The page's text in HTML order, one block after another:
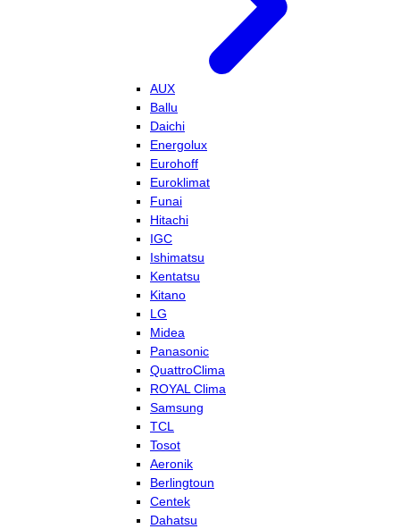
AUX
Ballu
Daichi
Energolux
Eurohoff
Euroklimat
Funai
Hitachi
IGC
Ishimatsu
Kentatsu
Kitano
LG
Midea
Panasonic
QuattroClima
ROYAL Clima
Samsung
TCL
Tosot
Aeronik
Berlingtoun
Centek
Dahatsu